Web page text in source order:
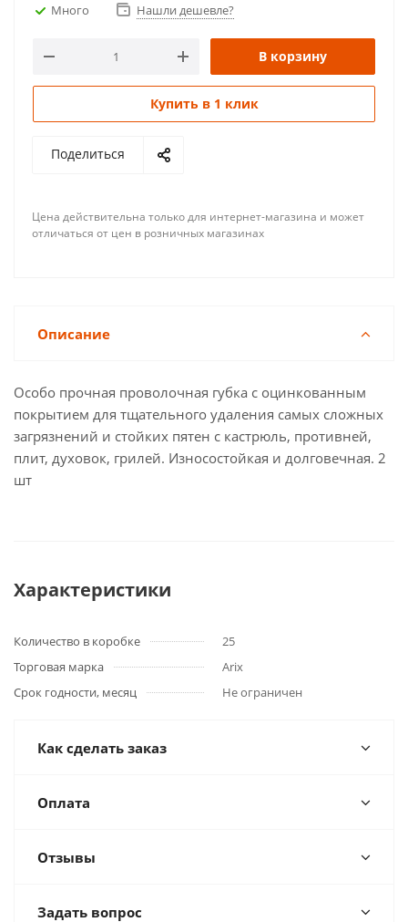
Много Нашли дешевле?
В корзину
Купить в 1 клик
Поделиться
Цена действительна только для интернет-магазина и может
отличаться от цен в розничных магазинах
Описание
Особо прочная проволочная губка с оцинкованным
покрытием для тщательного удаления самых сложных
загрязнений и стойких пятен с кастрюль, противней,
плит, духовок, грилей. Износостойкая и долговечная. 2
шт
Характеристики
Количество в коробке
25
Торговая марка
Arix
Срок годности, месяц
Не ограничен
Как сделать заказ
Оплата
Отзывы
Задать вопрос